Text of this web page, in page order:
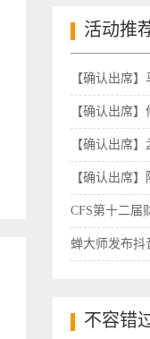
活动推
【确认出席
【确认出席
【确认出席
【确认出席
CFS第十二届
蝉大师发布抖
不容错